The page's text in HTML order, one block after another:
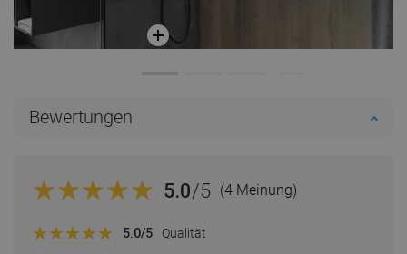
Bewertungen
5.0/5 (4 Meinung)
5.0/5 Qualität